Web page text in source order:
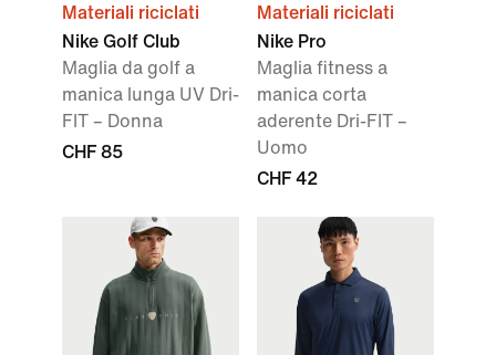
Materiali riciclati
Nike Golf Club
Maglia da golf a
manica lunga UV Dri-
FIT – Donna
CHF 85
Materiali riciclati
Nike Pro
Maglia fitness a
manica corta
aderente Dri-FIT –
Uomo
CHF 42